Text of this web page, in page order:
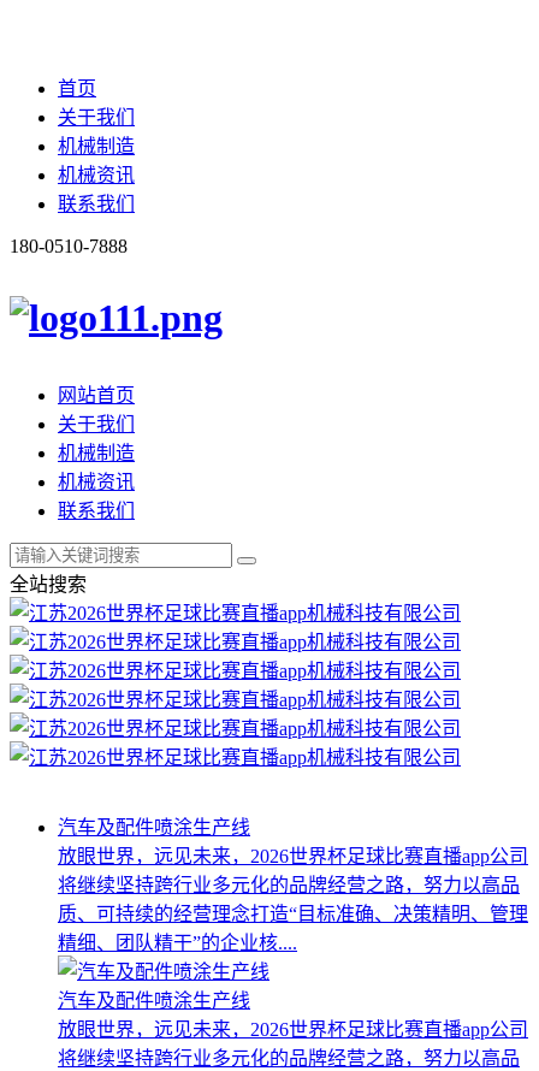
首页
关于我们
机械制造
机械资讯
联系我们
180-0510-7888
网站首页
关于我们
机械制造
机械资讯
联系我们
全站搜索
汽车及配件喷涂生产线
放眼世界，远见未来，2026世界杯足球比赛直播app公司
将继续坚持跨行业多元化的品牌经营之路，努力以高品
质、可持续的经营理念打造“目标准确、决策精明、管理
精细、团队精干”的企业核....
汽车及配件喷涂生产线
放眼世界，远见未来，2026世界杯足球比赛直播app公司
将继续坚持跨行业多元化的品牌经营之路，努力以高品